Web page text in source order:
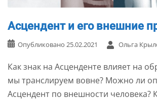
Асцендент и его внешние
Опубликовано 25.02.2021 Ольга
Как знак на Асценденте влияет на
мы транслируем вовне? Можно ли
Асцендент по внешности человека?